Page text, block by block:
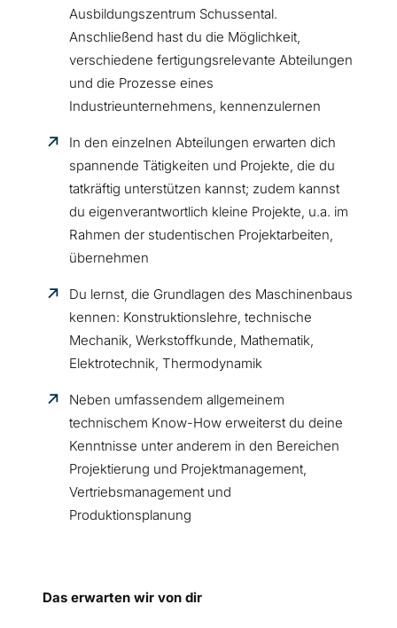
Ausbildungszentrum Schussental.
Anschließend hast du die Möglichkeit,
verschiedene fertigungsrelevante Abteilungen
und die Prozesse eines
Industrieunternehmens, kennenzulernen
In den einzelnen Abteilungen erwarten dich
spannende Tätigkeiten und Projekte, die du
tatkräftig unterstützen kannst; zudem kannst
du eigenverantwortlich kleine Projekte, u.a. im
Rahmen der studentischen Projektarbeiten,
übernehmen
Du lernst, die Grundlagen des Maschinenbaus
kennen: Konstruktionslehre, technische
Mechanik, Werkstoffkunde, Mathematik,
Elektrotechnik, Thermodynamik
Neben umfassendem allgemeinem
technischem Know-How erweiterst du deine
Kenntnisse unter anderem in den Bereichen
Projektierung und Projektmanagement,
Vertriebsmanagement und
Produktionsplanung
Das erwarten wir von dir